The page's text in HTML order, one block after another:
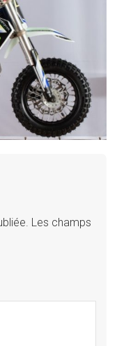
Les champs